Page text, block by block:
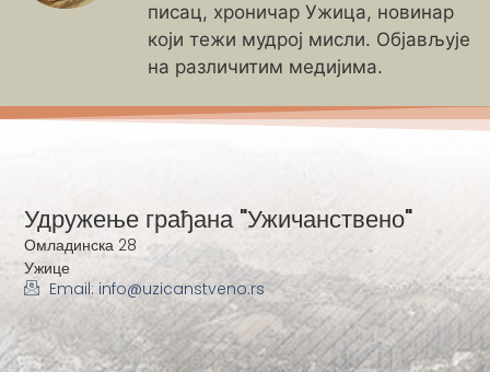
писац, хроничар Ужица, новинар
који тежи мудрој мисли. Објављује
на различитим медијима.
Удружење грађана "Ужичанствено"
Омладинска 28
Ужице
Email: info@uzicanstveno.rs